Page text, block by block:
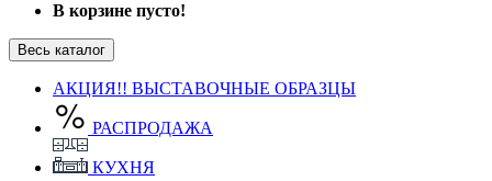
В корзине пусто!
Весь каталог
АКЦИЯ!! ВЫСТАВОЧНЫЕ ОБРАЗЦЫ
РАСПРОДАЖА
КУХНЯ